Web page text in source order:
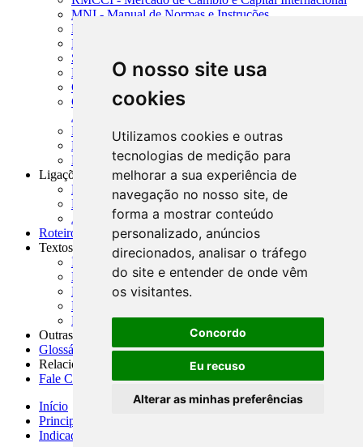
O nosso site usa
cookies
Utilizamos cookies e outras
tecnologias de medição para
melhorar a sua experiência de
navegação no nosso site, de
forma a mostrar conteúdo
personalizado, anúncios
direcionados, analisar o tráfego
do site e entender de onde vêm
os visitantes.
Concordo
Eu recuso
Alterar as minhas preferências
MNI - Manual de Normas e Instruções
MTVM - Manual de Títulos e Valores Mobiliários
MCR - Manual de Crédito Rural
SISORF - Manual de Organização do SFN
MASUP - Manual de Supervisão Bancária
CADOC - Catálogo de Documentos
CNAE-CONCLA - Classificação Nacional de
Atividades Econômicas
PMF - Cartilhas do BCB
Manuais Auxiliares do BCB e Cosif-e
Resenhas Diárias Governamentais
Ligações Externas
Links Úteis
Presidência da República
Agências Nacionais Reguladoras
Roteiros para Estudos
Textos
Índice de Textos
Editorial
Monografias
Na Imprensa
Fórum de Discussão
Outras ferramentas
Glossário
Relacionamento
Fale Conosco
Início
Principais notícias
Indicadores